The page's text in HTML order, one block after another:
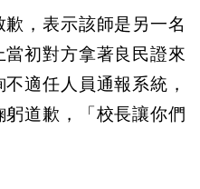
，表示該師是另一名
初對方拿著良民證來
適任人員通報系統，
道歉，「校長讓你們